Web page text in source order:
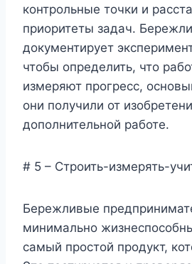
контрольные точки и
приоритеты задач.
документирует
чтобы определить, что
измеряют прогресс,
они получили от
дополнительной работе.
# 5 – Строить-измерять-
Бережливые
минимально
самый простой продукт,